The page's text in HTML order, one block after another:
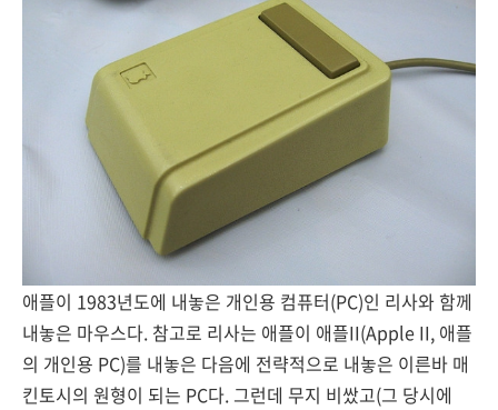
애플이 1983년도에 내놓은 개인용 컴퓨터(PC)인 리사와 함께
내놓은 마우스다. 참고로 리사는 애플이 애플II(Apple II, 애플
의 개인용 PC)를 내놓은 다음에 전략적으로 내놓은 이른바 매
킨토시의 원형이 되는 PC다. 그런데 무지 비쌌고(그 당시에